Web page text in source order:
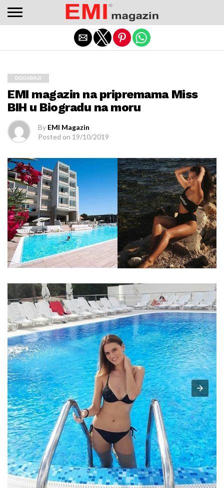
Adres değişikliklerinden haberdar olmak için
kontrol edilmeli.
DOGAĐAJI
EMI magazin na pripremama Miss
BIH u Biogradu na moru
By EMI Magazin
Posted on 19/10/2019
Exit mobile version